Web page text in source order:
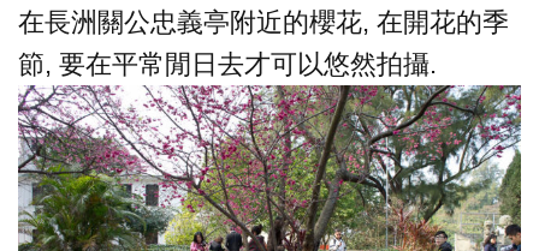
在長洲關公忠義亭附近的櫻花, 在開花的季
節, 要在平常閒日去才可以悠然拍攝.